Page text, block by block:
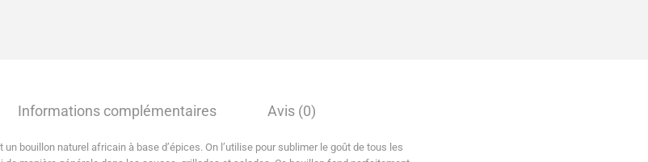
Informations complémentaires Avis (0)
un bouillon naturel africain à base d’épices. On l’utilise pour sublimer le goût de tous les